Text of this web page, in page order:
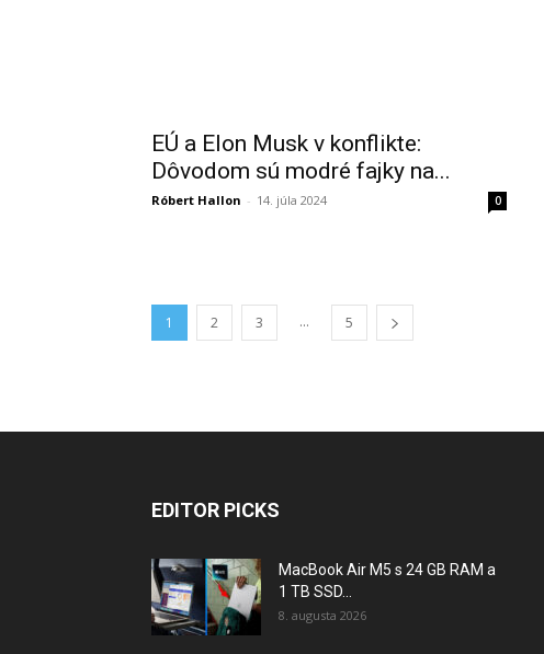
EÚ a Elon Musk v konflikte:
Dôvodom sú modré fajky na...
Róbert Hallon - 14. júla 2024 0
1 2 3 ... 5
EDITOR PICKS
MacBook Air M5 s 24 GB RAM a
1 TB SSD...
8. augusta 2026